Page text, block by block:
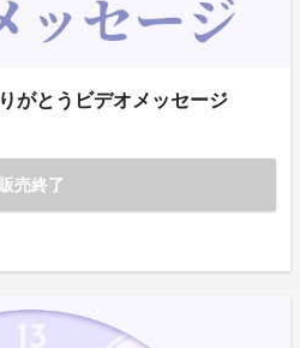
がとうビデオメッセージ
販売終了